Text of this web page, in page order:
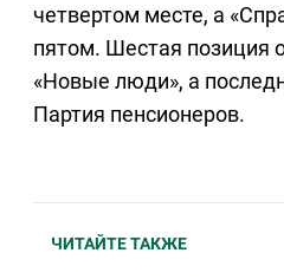
четвертом месте, а
пятом. Шестая позиция
«Новые люди», а
Партия пенсионеров.
ЧИТАЙТЕ ТАКЖЕ